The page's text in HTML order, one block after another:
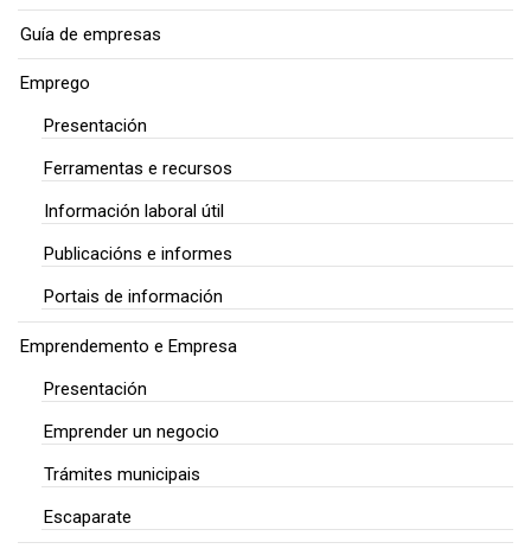
Guía de empresas
Emprego
Presentación
Ferramentas e recursos
Información laboral útil
Publicacións e informes
Portais de información
Emprendemento e Empresa
Presentación
Emprender un negocio
Trámites municipais
Escaparate